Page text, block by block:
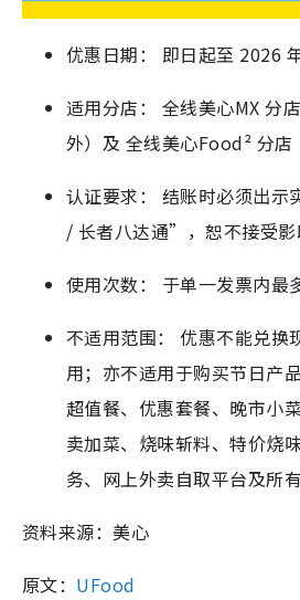
优惠日期： 即日起至 2026
适用分店： 全线美心MX 分
外）及 全线美心Food² 分店
认证要求： 结账时必须出
/ 长者八达通”，恕不接受影
使用次数： 于单一发票内最
不适用范围： 优惠不能兑换
用；亦不适用于购买节日产
超值餐、优惠套餐、晚市小
卖加菜、烧味斩料、特价烧
务、网上外卖自取平台及所
资料来源：美心
原文： UFood